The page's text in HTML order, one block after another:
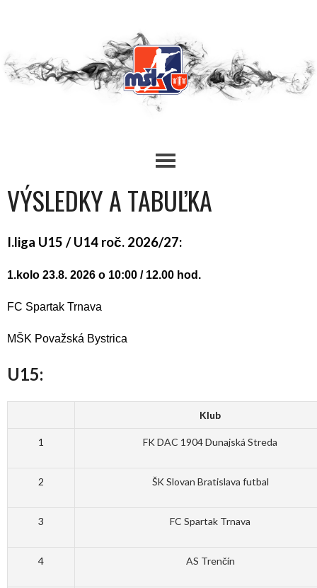
VÝSLEDKY A TABUĽKA
I.liga U15 / U14 roč. 2026/27:
1.kolo 23.8. 2026 o 10:00 / 12.00 hod.
FC Spartak Trnava
MŠK Považská Bystrica
U15:
Klub
1 FK DAC 1904 Dunajská Streda
2 ŠK Slovan Bratislava futbal
3 FC Spartak Trnava
4 AS Trenčín